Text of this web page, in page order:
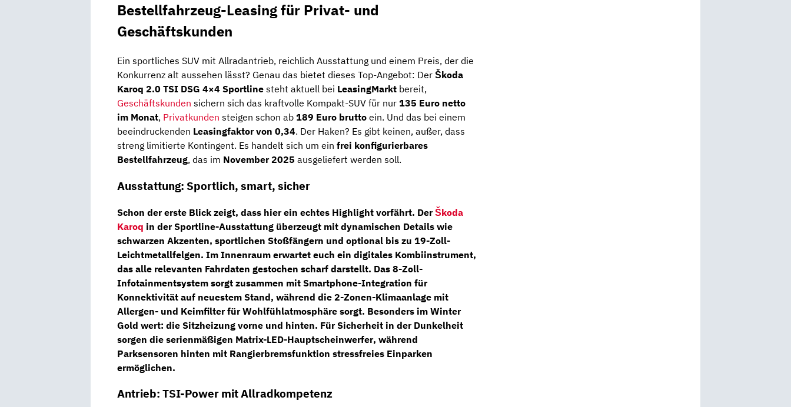
Bestellfahrzeug-Leasing für Privat- und
Geschäftskunden
Ein sportliches SUV mit Allradantrieb, reichlich Ausstattung und einem Preis, der die
Konkurrenz alt aussehen lässt? Genau das bietet dieses Top-Angebot: Der Škoda
Karoq 2.0 TSI DSG 4×4 Sportline steht aktuell bei LeasingMarkt bereit,
Geschäftskunden sichern sich das kraftvolle Kompakt-SUV für nur 135 Euro netto
im Monat, Privatkunden steigen schon ab 189 Euro brutto ein. Und das bei einem
beeindruckenden Leasingfaktor von 0,34. Der Haken? Es gibt keinen, außer, dass
streng limitierte Kontingent. Es handelt sich um ein frei konfigurierbares
Bestellfahrzeug, das im November 2025 ausgeliefert werden soll.
Ausstattung: Sportlich, smart, sicher
Schon der erste Blick zeigt, dass hier ein echtes Highlight vorfährt. DerŠkoda
Karoq in derSportline-Ausstattung überzeugt mit dynamischen Details wie
schwarzen Akzenten, sportlichen Stoßfängern und optional bis zu 19-Zoll-
Leichtmetallfelgen. Im Innenraum erwartet euch ein digitales Kombiinstrument,
das alle relevanten Fahrdaten gestochen scharf darstellt. Das 8-Zoll-
Infotainmentsystem sorgt zusammen mit Smartphone-Integration für
Konnektivität auf neuestem Stand, während die 2-Zonen-Klimaanlage mit
Allergen- und Keimfilterfür Wohlfühlatmosphäre sorgt. Besonders im Winter
Gold wert: die Sitzheizung vorne und hinten. Für Sicherheit in der Dunkelheit
sorgen die serienmäßigen Matrix-LED-Hauptscheinwerfer, während
Parksensoren hinten mit Rangierbremsfunktion stressfreies Einparken
ermöglichen.
Antrieb: TSI-Power mit Allradkompetenz